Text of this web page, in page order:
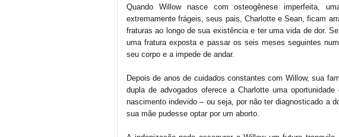
Quando Willow nasce com osteogênese imperfeita,
extremamente frágeis, seus pais, Charlotte e Sean, ficam
fraturas ao longo de sua existência e ter uma vida de dor.
uma fratura exposta e passar os seis meses seguintes
seu corpo e a impede de andar.
Depois de anos de cuidados constantes com Willow, sua
dupla de advogados oferece a Charlotte uma
nascimento indevido – ou seja, por não ter diagnosticado a
sua mãe pudesse optar por um aborto.